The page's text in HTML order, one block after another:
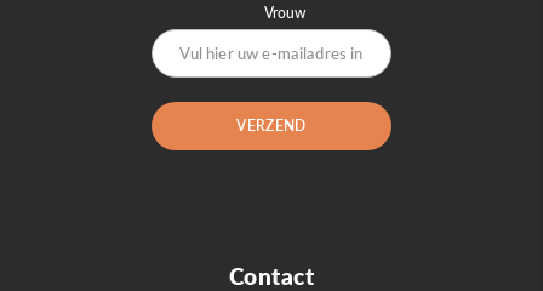
Contact
Vrouw